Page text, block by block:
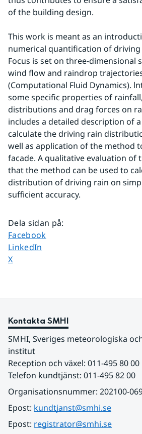
of the building design.
This work is meant as an
numerical quantification of
Focus is set on three-dimensional
wind flow and raindrop
(Computational Fluid Dynamics).
some specific properties of
distributions and drag forces on
includes a detailed description of
calculate the driving rain
well as application of the method
facade. A qualitative evaluation of
that the method can be used to
distribution of driving rain on
sufficient accuracy.
Dela sidan på:
Dela sidan på
Facebook
Dela sidan på
LinkedIn
Dela sidan på
X
Kontakta SMHI
SMHI, Sveriges meteorologiska
institut
Reception och växel: 011-495 80 00
Telefon kundtjänst: 011-495 82 00
Organisationsnummer: 202100-
Epost: kundtjanst@smhi.se
Epost: registrator@smhi.se